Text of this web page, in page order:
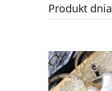
Produkt dnia